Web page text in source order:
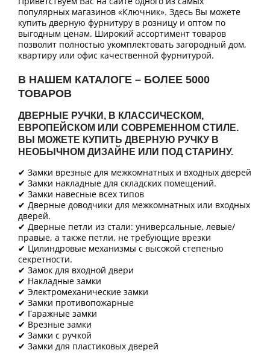
популярных магазинов «Ключник». Здесь Вы можете
купить дверную фурнитуру в розницу и оптом по
выгодным ценам. Широкий ассортимент товаров
позволит полностью укомплектовать загородный дом,
квартиру или офис качественной фурнитурой.
В НАШЕМ КАТАЛОГЕ – БОЛЕЕ 5000
ТОВАРОВ
ДВЕРНЫЕ РУЧКИ, В КЛАССИЧЕСКОМ,
ЕВРОПЕЙСКОМ ИЛИ СОВРЕМЕННОМ СТИЛЕ.
ВЫ МОЖЕТЕ КУПИТЬ ДВЕРНУЮ РУЧКУ В
НЕОБЫЧНОМ ДИЗАЙНЕ ИЛИ ПОД СТАРИНУ.
✔ Замки врезные для межкомнатных и входных дверей
✔ Замки накладные для складских помещений.
✔ Замки навесные всех типов
✔ Дверные доводчики для межкомнатных или входных
дверей.
✔ Дверные петли из стали: универсальные, левые/
правые, а также петли, не требующие врезки
✔ Цилиндровые механизмы с высокой степенью
секретности.
✔ Замок для входной двери
✔ Накладные замки
✔ Электромеханические замки
✔ Замки противопожарные
✔ Гаражные замки
✔ Врезные замки
✔ Замки с ручкой
✔ Замки для пластиковых дверей